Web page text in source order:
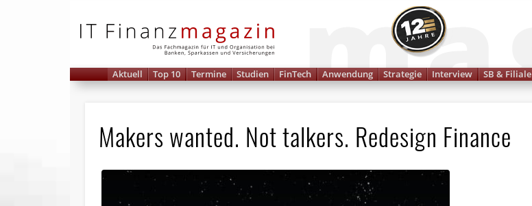
Aktuell Top 10 Termine Studien FinTech Anwendung Strategie Interview SB & Filiale
Makers wanted. Not talkers. Redesign Finance